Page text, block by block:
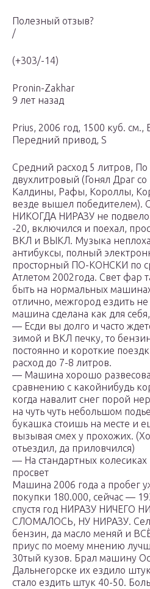
Полезный отзыв?
/
(+303/-14)
Pronin-Zakhar
9 лет назад
Prius, 2006 год, 1500 куб.
Передний привод, S
Средний расход 5 литров,
двухлитровый (Гонял Драг со
Калдины, Рафы, Короллы,
везде вышел победителем).
НИКОГДА НИРАЗУ не
-20, включился и поехал,
ВКЛ и ВЫКЛ. Музыка
антибуксы, полный
просторный ПО-КОНСКИ по
Атлетом 2002года. Свет фар
быть на нормальных
отлично, межгород ездить
машина сделана как для
— Есди вы долго и часто
зимой и ВКЛ печку, то
постоянно и короткие
расход до 7-8 литров.
— Машина хорошо
сравнению с какойнибудь
когда навалит снег порой
на чуть чуть небольшом
букашка стоишь на месте и
вызывая смех у прохожих.
отьездил, да приловчился)
— На стандартных
просвет
Машина 2006 года а пробег
покупки 180.000, сейчас —
спустя год НИРАЗУ НИЧЕГО
СЛОМАЛОСЬ, НУ НИРАЗУ.
бензин, да масло меняй и
приус по моему мнению
30тый кузов. Брал машину
Дальнегорске их ездило
стало ездить штук 40-50.